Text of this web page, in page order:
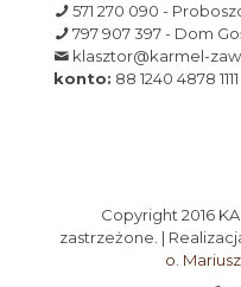
571 270 090 -
797 907 397 - Dom
klasztor@karmel-
konto: 88 1240 4878
Copyright 2016
zastrzeżone. |
o.